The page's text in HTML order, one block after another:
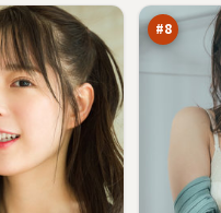
#8